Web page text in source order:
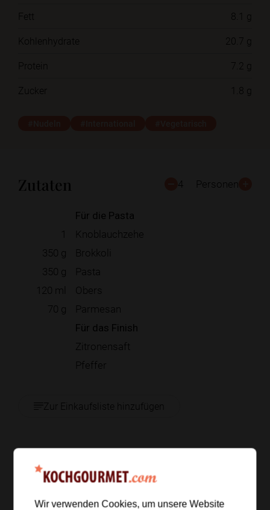
Fett
8.1 g
Kohlenhydrate
20.7 g
Protein
7.2 g
Zucker
1.8 g
Zutaten 4 Personen
Für die Pasta
1
Knoblauchzehe
350 g
Brokkoli
350 g
Pasta
120 ml
Obers
70 g Parmesan
Für das Finish
Zitronensaft
Pfeffer
Zur Einkaufsliste hinzufügen
Zubereitung
Schritt 1/6
Wir verwenden Cookies, um unsere Website